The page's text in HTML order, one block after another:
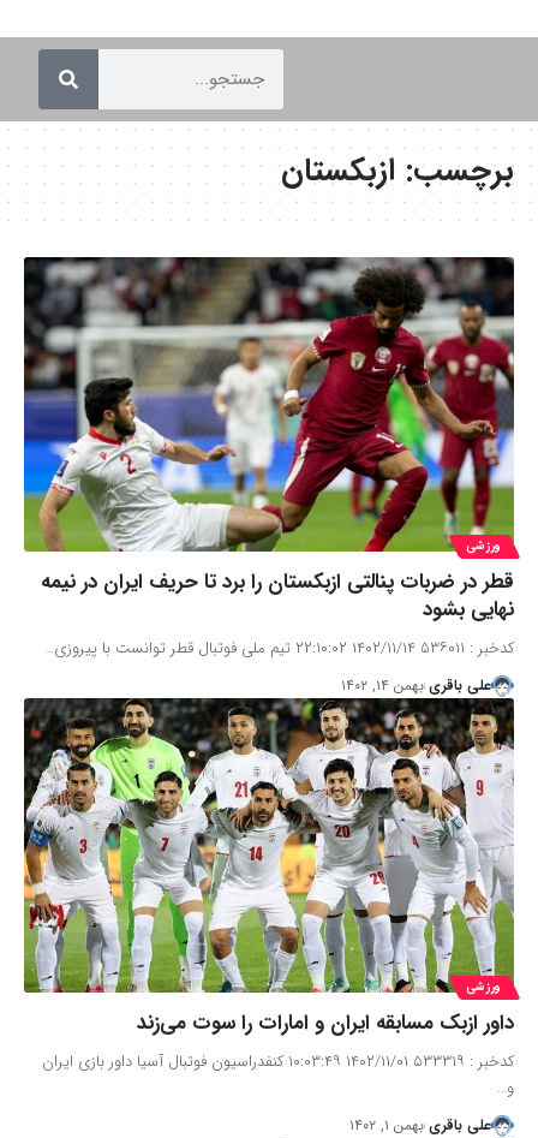
برچسب:ازبکستان
ورزشی
قطر در ضربات پنالتی ازبکستان را برد تا حریف ایران در نیمه
نهایی بشود
کدخبر : ۵۳۶۰۱۱ ۱۴۰۲/۱۱/۱۴ ۲۲:۱۰:۰۲ تیم ملی فوتبال قطر توانست با پیروزی…
علی باقری بهمن ۱۴, ۱۴۰۲
ورزشی
داور ازبک مسابقه ایران و امارات را سوت می‌زند
کدخبر : ۵۳۳۳۱۹ ۱۴۰۲/۱۱/۰۱ ۱۰:۰۳:۴۹ کنفدراسیون فوتبال آسیا داور بازی ایران
و…
علی باقری بهمن ۱, ۱۴۰۲